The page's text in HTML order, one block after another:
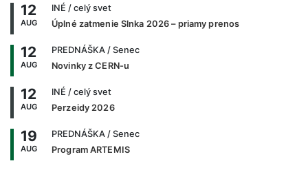
12
AUG
INÉ / celý svet
Úplné zatmenie Slnka 2026 – priamy prenos
12
AUG
PREDNÁŠKA / Senec
Novinky z CERN-u
12
AUG
INÉ / celý svet
Perzeidy 2026
19
AUG
PREDNÁŠKA / Senec
Program ARTEMIS